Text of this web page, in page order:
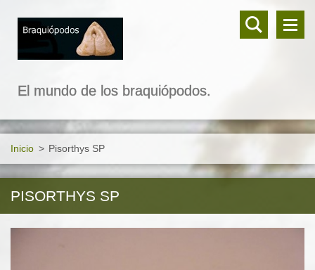
El mundo de los braquiópodos.
Inicio > Pisorthys SP
PISORTHYS SP